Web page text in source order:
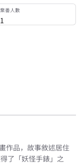
棄番人數
1
作品，故事敘述居住
了「妖怪手錶」之